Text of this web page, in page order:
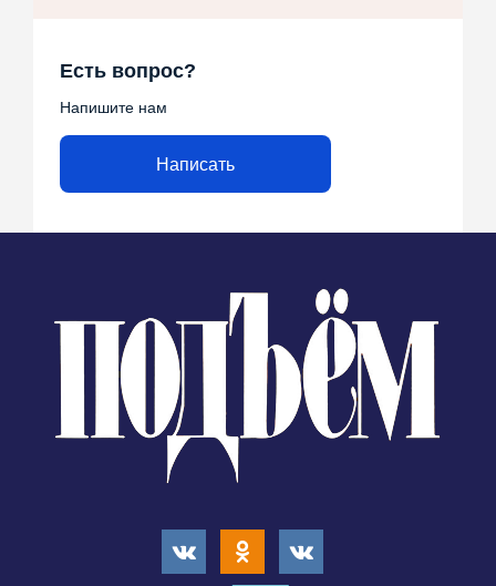
Есть вопрос?
Напишите нам
Написать